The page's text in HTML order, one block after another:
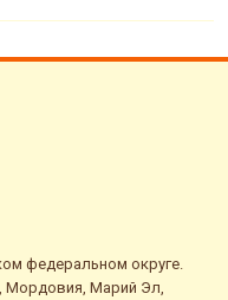
федеральном округе.
Мордовия, Марий Эл,